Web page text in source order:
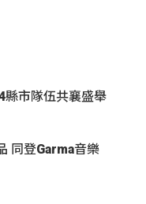
縣市隊伍共襄盛舉
同登Garma音樂